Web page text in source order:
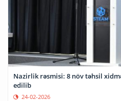
Nazirlik rəsmisi: 8 növ təhsil
edilib
24-02-2026